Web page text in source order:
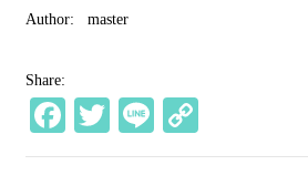
Author: master
Share:
Fa
ce
T
wi
Li
ne op